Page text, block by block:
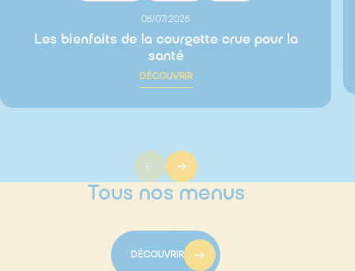
06/07/2026
Les bienfaits de la courgette crue pour la
santé
DÉCOUVRIR
Tous nos menus
DÉCOUVRIR